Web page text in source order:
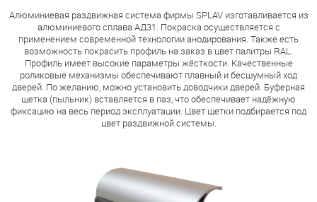
Алюминиевая раздвижная система фирмы SPLAV изготавливается из
алюминиевого сплава АД31. Покраска осуществляется с
применением современной технологии анодирования. Также есть
возможность покрасить профиль на заказ в цвет палитры RAL.
Профиль имеет высокие параметры жёсткости. Качественные
роликовые механизмы обеспечивают плавный и бесшумный ход
дверей. По желанию, можно установить доводчики дверей. Буферная
щетка (пыльник) вставляется в паз, что обеспечивает надёжную
фиксацию на весь период эксплуатации. Цвет щетки подбирается под
цвет раздвижной системы.